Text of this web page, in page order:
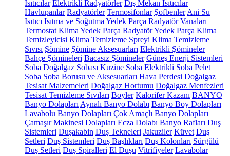
Isıtıcılar Elektrikli Radyatörler Dış Mekan Isıtıcılar
Havlupanlar Radyatörler Termosifonlar Şofbenler Ani Su
Isıtıcı Isıtma ve Soğutma Yedek Parça Radyatör Vanaları
Termostat Klima Yedek Parça Radyatör Yedek Parça Klima
Temizleyicisi Klima Temizleme Spreyi Klima Temizleme
Sıvısı Şömine Şömine Aksesuarları Elektrikli Şömineler
Bahçe Şömineleri Bacasız Şömineler Güneş Enerji Sistemleri
Soba Doğalgaz Sobası Kuzine Soba Elektrikli Soba Pelet
Soba Soba Borusu ve Aksesuarları Hava Perdesi Doğalgaz
Tesisat Malzemeleri Doğalgaz Hortumu Doğalgaz Menfezleri
Tesisat Temizleme Sıvıları Boyler Kalorifer Kazanı BANYO
Banyo Dolapları Aynalı Banyo Dolabı Banyo Boy Dolapları
Lavabolu Banyo Dolapları Çok Amaçlı Banyo Dolapları
Çamaşır Makinesi Dolapları Ecza Dolabı Banyo Rafları Duş
Sistemleri Duşakabin Duş Tekneleri Jakuziler Küvet Duş
Setleri Duş Sistemleri Duş Başlıkları Duş Kolonları Sürgülü
Duş Setleri Duş Spiralleri El Duşu Vitrifiyeler Lavabolar